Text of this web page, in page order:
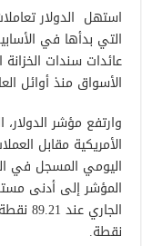
استهل الدولار
التي بدأها في
عائدات سندات
الأسواق منذ أوائل
وارتفع مؤشر
المؤشر إلى أدنى
نقطة.